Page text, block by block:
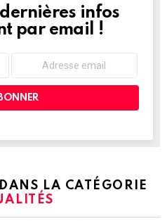
dernières infos
par email !
LA CATÉGORIE